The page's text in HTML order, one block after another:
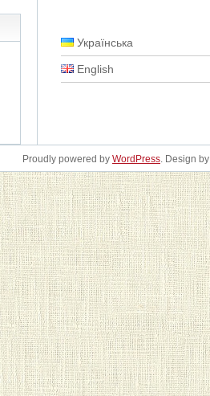
Українська
English
Proudly powered by WordPress. Design by